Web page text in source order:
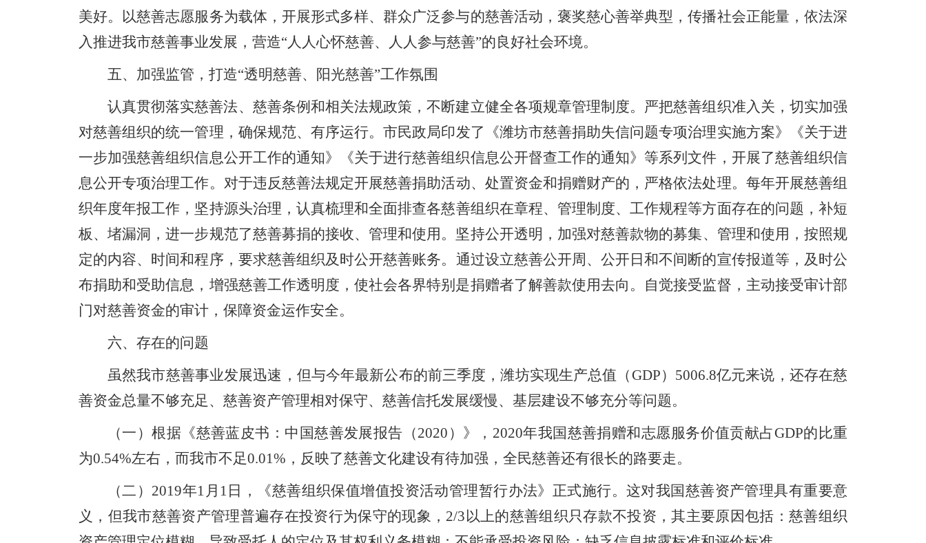
美好。以慈善志愿服务为载体，开展形式多样、群众广泛参与的慈善活动，褒奖慈心善举典型，传播社会正能量，依法深
入推进我市慈善事业发展，营造“人人心怀慈善、人人参与慈善”的良好社会环境。
五、加强监管，打造“透明慈善、阳光慈善”工作氛围
认真贯彻落实慈善法、慈善条例 和相关法规政策，不断建立健全各项规章管理制度。严把慈善组织准入关 ，切实加强
对慈善组织的统一管理，确保规范、有序运行。市民政局印发了《潍坊市慈善捐助失信问题专项治理实施方案》
《关于进
一步加强慈善组织信息公开工作的通知》《关于进行慈善组织信息公开督查工作的通知》等系列文件 ，开展了慈善组织信
息公开专项治理工作。对于违反慈善法规定开展慈善捐助活动、处置资金和捐赠财产的，严格依法处理。 每年开展慈善组
织年度年报工作，坚持源头治理，认真梳理和全面排查各慈善组织在章程、管理制度、工作规程等方面存在的问题，补短
板、堵漏洞，进一步规范了慈善募捐的接收、管理和使用。坚持公开透明， 加强对慈善款物的募集、 管理和使用，按照规
定的内容、时间和程序 ，要求慈善组织及时公开慈善账务。通过设立慈善公开周、公开日和不间断的宣传报道等，及时公
布捐助和受助信息，增强慈善工作透明度，使社会各界特别是捐赠者了解善款使用去向。自觉接受监督，主动接受审计部
门对慈善资金的审计，保障资金运作安全。
六、存在的问题
虽然我市慈善事业发展迅速，但与今年最新公布的前三季度，潍坊实现生产总值（ GDP） 5006.8亿元来说，还存在慈
善资金总量不够充足、慈善资产管理相对保守、慈善信托发展缓慢、基层建设不够充分等问题。
（一）根据《慈善蓝皮书：中国慈善发展报告（2020 ）》， 2020年我国慈善捐赠和志愿服务价值贡献占GDP的比重
为0.54%左右，而我市不足0.01% ，反映了慈善文化建设有待加强，全民慈善还有很长的路要走。
（二） 2019年1 月 1 日，《慈善组织保值增值投资活动管理暂行办法》正式施行。这对我国慈善资产管理具有重要意
义，但我市慈善资产管理普遍存在投资行为保守的现象， 2/3 以上的慈善组织只存款不投资，其主要原因包括：慈善组织